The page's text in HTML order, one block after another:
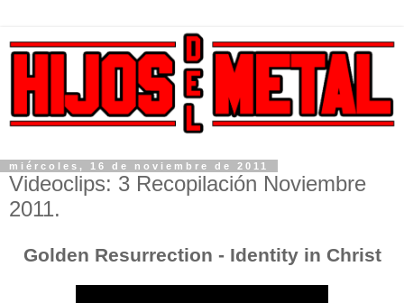
miércoles, 16 de noviembre de 2011
Videoclips: 3 Recopilación Noviembre
2011.
Golden Resurrection - Identity in Christ